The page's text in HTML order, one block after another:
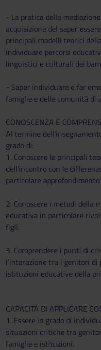
- La pratica della
acquisizione del saper
principali modelli teorici
individuare percorsi
linguistici e culturali dei
- Saper individuare e far
famiglie e delle comunità di
CONOSCENZA E
Al termine
grado di:
1. Conoscere le principali
dell’incontro con le
particolare
2. Conoscere i metodi della
educativa in particolare
figli.
3. Comprendere i punti di
l’interazione tra i genitori di
istituzioni educative della
CAPACITÀ DI APPLICARE
1. Essere in grado di
situazioni critiche tra
famiglie e istituzioni.